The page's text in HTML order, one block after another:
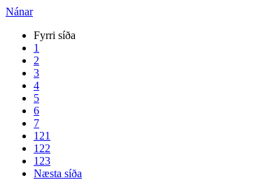
Nánar
Fyrri síða
1
2
3
4
5
6
7
121
122
123
Næsta síða